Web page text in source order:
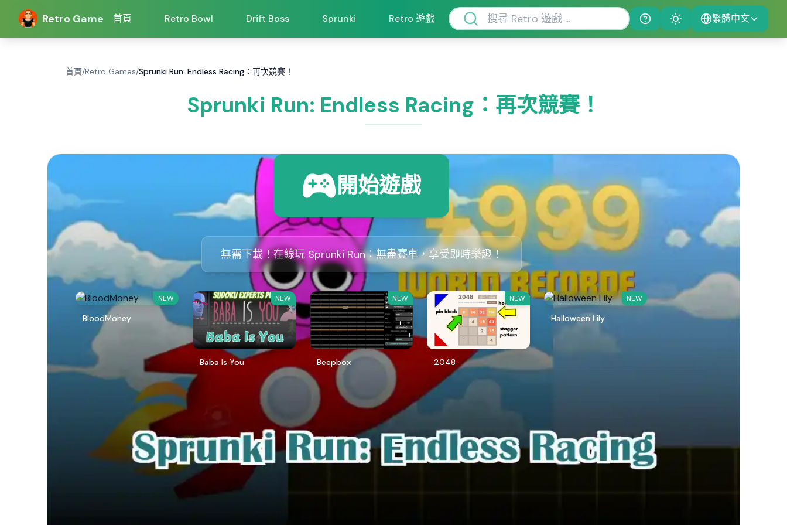
Retro Game 首頁 Retro Bowl Drift Boss Sprunki Retro 遊戲 Help Theme 繁體中文
首頁/Retro Games/Sprunki Run: Endless Racing：再次競賽！
Sprunki Run: Endless Racing：再次競賽！
開始遊戲
無需下載！在線玩 Sprunki Run：無盡賽車，享受即時樂趣！
NEW
BloodMoney
NEW
Baba Is You
NEW
Beepbox
NEW
2048
NEW
Halloween Lily